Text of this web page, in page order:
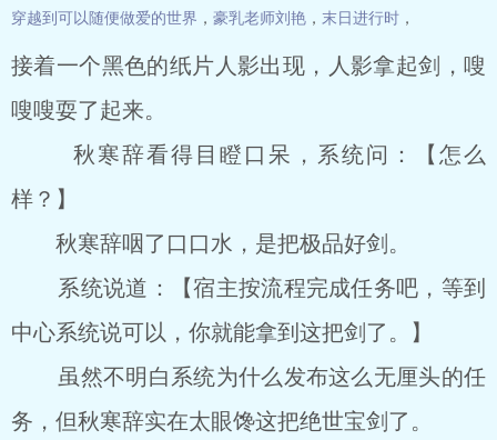
穿越到可以随便做爱的世界 ， 豪乳老师刘艳 ， 末日进行时 ，
接着一个黑色的纸片人影出现，人影拿起剑，嗖
嗖嗖耍了起来。
秋寒辞看得目瞪口呆，系统问：【怎么
样？】
秋寒辞咽了口口水，是把极品好剑。
系统说道：【宿主按流程完成任务吧，等到
中心系统说可以，你就能拿到这把剑了。】
虽然不明白系统为什么发布这么无厘头的任
务，但秋寒辞实在太眼馋这把绝世宝剑了。